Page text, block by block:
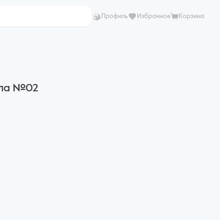
Профиль Избранное Корзина
№02